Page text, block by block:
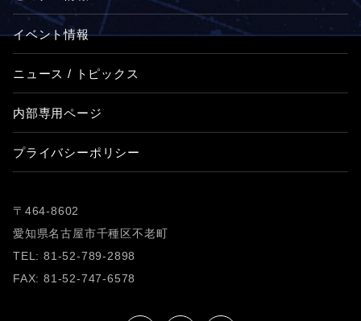
〒464-8602
愛知県名古屋市千種区不老町
TEL: 81-52-789-2898
FAX: 81-52-747-6578
イベント情報
ニュース / トピックス
内部専用ページ
プライバシーポリシー